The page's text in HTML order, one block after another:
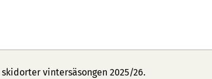
vintersäsongen 2025/26.